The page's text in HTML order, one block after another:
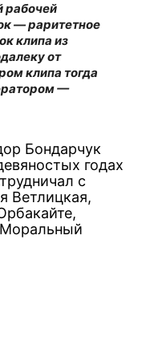
рабочей
— раритетное
клипа из
от
клипа тогда
—
Бондарчук
годах
с
Ветлицкая,